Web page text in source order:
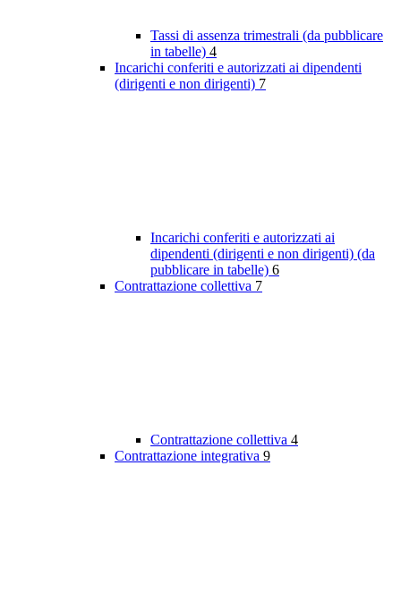
Tassi di assenza trimestrali (da pubblicare
in tabelle) 4
Incarichi conferiti e autorizzati ai dipendenti
(dirigenti e non dirigenti) 7
Incarichi conferiti e autorizzati ai
dipendenti (dirigenti e non dirigenti) (da
pubblicare in tabelle) 6
Contrattazione collettiva 7
Contrattazione collettiva 4
Contrattazione integrativa 9